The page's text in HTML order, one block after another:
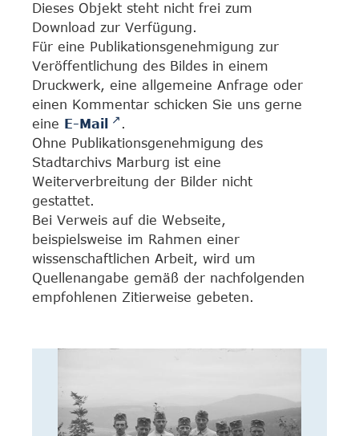
Dieses Objekt steht nicht frei zum
Download zur Verfügung.
Für eine Publikationsgenehmigung zur
Veröffentlichung des Bildes in einem
Druckwerk, eine allgemeine Anfrage oder
einen Kommentar schicken Sie uns gerne
eine E-Mail
.
Ohne Publikationsgenehmigung des
Stadtarchivs Marburg ist eine
Weiterverbreitung der Bilder nicht
gestattet.
Bei Verweis auf die Webseite,
beispielsweise im Rahmen einer
wissenschaftlichen Arbeit, wird um
Quellenangabe gemäß der nachfolgenden
empfohlenen Zitierweise gebeten.